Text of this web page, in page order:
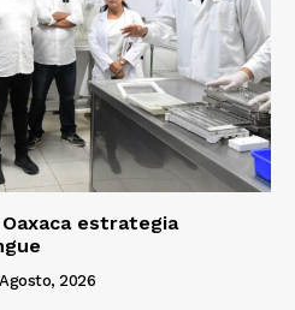
estrategia
2026